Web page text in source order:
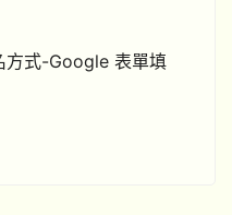
方式-Google 表單填